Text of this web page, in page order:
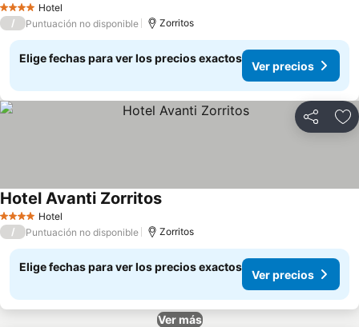
4 EstrellasHotel
/ Puntuación no disponible Zorritos
Elige fechas para ver los precios exactos
Ver precios
Compartir
4 EstrellasHotel
Hotel Avanti Zorritos
/ Puntuación no disponible Zorritos
Elige fechas para ver los precios exactos
Ver precios
Ver más